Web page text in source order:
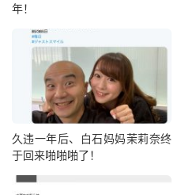
年！
久违一年后、白石妈妈茉莉奈终
于回来啪啪啪了！